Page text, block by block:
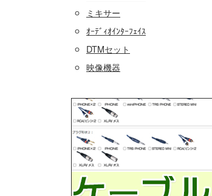
ミキサー
ｵｰﾃﾞｨｵｲﾝﾀｰﾌｪｲｽ
DTMセット
映像機器